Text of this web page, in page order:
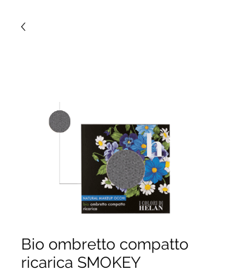
Bio ombretto compatto
ricarica SMOKEY